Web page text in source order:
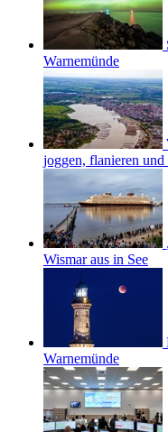
Warnemünde
joggen, flanieren
Wismar aus in See
Warnemünde